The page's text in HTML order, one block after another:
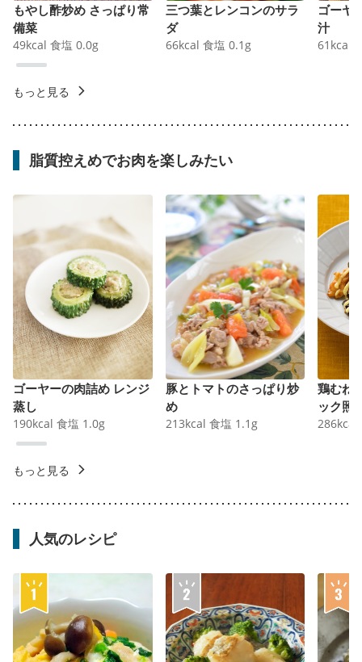
もやし酢炒め さっぱり常
備菜
49kcal 食塩 0.0g
三つ葉とレンコンのサラ
ダ
66kcal 食塩 0.1 g
ゴーヤ
汁
61 kcal
もっと見る
脂質控えめでお肉を楽しみたい
ゴーヤーの肉詰め レンジ
蒸し
190kcal 食塩 1.0g
豚とトマトのさっぱり炒
め
213kcal 食塩 1.1 g
鶏むね
ック照
286kcal
もっと見る
人気のレシピ